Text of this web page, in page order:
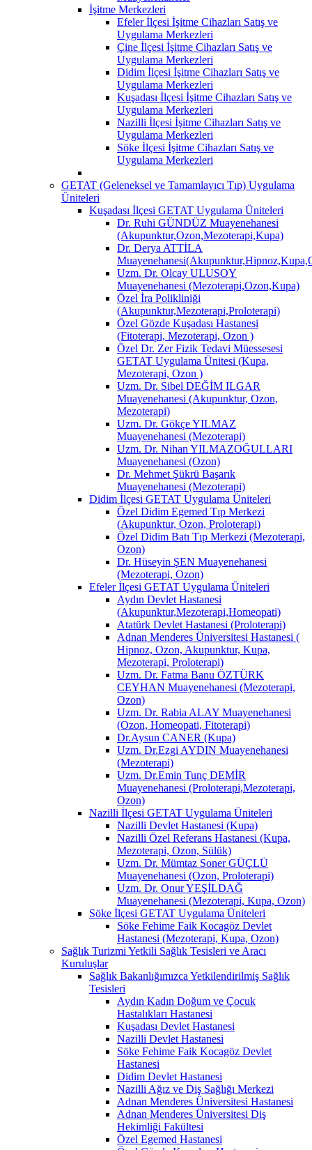
İşitme Merkezleri
Efeler İlçesi İşitme Cihazları Satış ve
Uygulama Merkezleri
Çine İlçesi İşitme Cihazları Satış ve
Uygulama Merkezleri
Didim İlçesi İşitme Cihazları Satış ve
Uygulama Merkezleri
Kuşadası İlçesi İşitme Cihazları Satış ve
Uygulama Merkezleri
Nazilli İlçesi İşitme Cihazları Satış ve
Uygulama Merkezleri
Söke İlçesi İşitme Cihazları Satış ve
Uygulama Merkezleri
GETAT (Geleneksel ve Tamamlayıcı Tıp) Uygulama
Üniteleri
Kuşadası İlçesi GETAT Uygulama Üniteleri
Dr. Ruhi GÜNDÜZ Muayenehanesi
(Akupunktur,Ozon,Mezoterapi,Kupa)
Dr. Derya ATTİLA
Uzm. Dr. Olcay ULUSOY
Muayenehanesi (Mezoterapi,Ozon,Kupa)
Özel İra Polikliniği
(Akupunktur,Mezoterapi,Proloterapi)
Özel Gözde Kuşadası Hastanesi
(Fitoterapi, Mezoterapi, Ozon )
Özel Dr. Zer Fizik Tedavi Müessesesi
GETAT Uygulama Ünitesi (Kupa,
Mezoterapi, Ozon )
Uzm. Dr. Sibel DEĞİM ILGAR
Muayenehanesi (Akupunktur, Ozon,
Mezoterapi)
Uzm. Dr. Gökçe YILMAZ
Muayenehanesi (Mezoterapi)
Uzm. Dr. Nihan YILMAZOĞULLARI
Muayenehanesi (Ozon)
Dr. Mehmet Şükrü Başarık
Muayenehanesi (Mezoterapi)
Didim İlçesi GETAT Uygulama Üniteleri
Özel Didim Egemed Tıp Merkezi
(Akupunktur, Ozon, Proloterapi)
Özel Didim Batı Tıp Merkezi (Mezoterapi,
Ozon)
Dr. Hüseyin ŞEN Muayenehanesi
(Mezoterapi, Ozon)
Efeler İlçesi GETAT Uygulama Üniteleri
Aydın Devlet Hastanesi
(Akupunktur,Mezoterapi,Homeopati)
Atatürk Devlet Hastanesi (Proloterapi)
Adnan Menderes Üniversitesi Hastanesi (
Hipnoz, Ozon, Akupunktur, Kupa,
Mezoterapi, Proloterapi)
Uzm. Dr. Fatma Banu ÖZTÜRK
CEYHAN Muayenehanesi (Mezoterapi,
Ozon)
Uzm. Dr. Rabia ALAY Muayenehanesi
(Ozon, Homeopati, Fitoterapi)
Dr.Aysun CANER (Kupa)
Uzm. Dr.Ezgi AYDIN Muayenehanesi
(Mezoterapi)
Uzm. Dr.Emin Tunç DEMİR
Muayenehanesi (Proloterapi,Mezoterapi,
Ozon)
Nazilli İlçesi GETAT Uygulama Üniteleri
Nazilli Devlet Hastanesi (Kupa)
Nazilli Özel Referans Hastanesi (Kupa,
Mezoterapi, Ozon, Sülük)
Uzm. Dr. Mümtaz Soner GÜÇLÜ
Muayenehanesi (Ozon, Proloterapi)
Uzm. Dr. Onur YEŞİLDAĞ
Muayenehanesi (Mezoterapi, Kupa, Ozon)
Söke İlçesi GETAT Uygulama Üniteleri
Söke Fehime Faik Kocagöz Devlet
Hastanesi (Mezoterapi, Kupa, Ozon)
Sağlık Turizmi Yetkili Sağlık Tesisleri ve Aracı
Kuruluşlar
Sağlık Bakanlığımızca Yetkilendirilmiş Sağlık
Tesisleri
Aydın Kadın Doğum ve Çocuk
Hastalıkları Hastanesi
Kuşadası Devlet Hastanesi
Nazilli Devlet Hastanesi
Söke Fehime Faik Kocagöz Devlet
Hastanesi
Didim Devlet Hastanesi
Nazilli Ağız ve Diş Sağlığı Merkezi
Adnan Menderes Üniversitesi Hastanesi
Adnan Menderes Üniversitesi Diş
Hekimliği Fakültesi
Özel Egemed Hastanesi